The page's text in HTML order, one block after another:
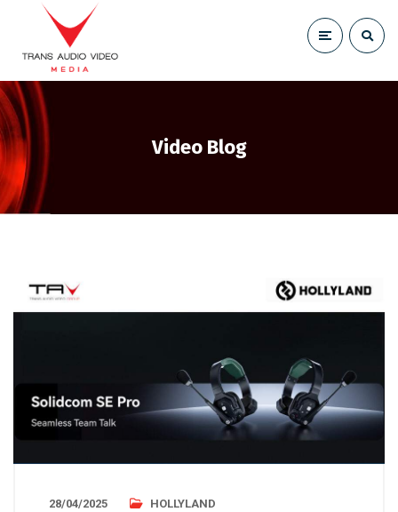
Video Blog
28/04/2025 HOLLYLAND